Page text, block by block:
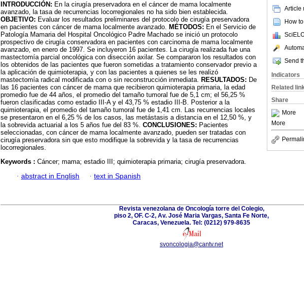
Article
How
Send
Indicators
Related
Share
More
More
INTRODUCCIÓN: En la cirugía preservadora en el cáncer de mama localmente
avanzado, la tasa de recurrencias locorregionales no ha sido bien establecida.
OBJETIVO: Evaluar los resultados preliminares del protocolo de cirugía preservadora
en pacientes con cáncer de mama localmente avanzado. MÉTODOS: En el Servicio de
Patología Mamaria del Hospital Oncológico Padre Machado se inició un protocolo
prospectivo de cirugía conservadora en pacientes con carcinoma de mama localmente
avanzado, en enero de 1997. Se incluyeron 16 pacientes. La cirugía realizada fue una
mastectomía parcial oncológica con disección axilar. Se compararon los resultados con
los obtenidos de las pacientes que fueron sometidas a tratamiento conservador previo a
la aplicación de quimioterapia, y con las pacientes a quienes se les realizó
mastectomía radical modificada con o sin reconstrucción inmediata. RESULTADOS: De
las 16 pacientes con cáncer de mama que recibieron quimioterapia primaria, la edad
promedio fue de 44 años, el promedio del tamaño tumoral fue de 5,1 cm; el 56,25 %
fueron clasificadas como estadio III-A y el 43,75 % estadio III-B. Posterior a la
quimioterapia, el promedio del tamaño tumoral fue de 1,41 cm. Las recurrencias locales
se presentaron en el 6,25 % de los casos, las metástasis a distancia en el 12,50 %, y
la sobrevida actuarial a los 5 años fue del 83 %. CONCLUSIONES: Pacientes
seleccionadas, con cáncer de mama localmente avanzado, pueden ser tratadas con
cirugía preservadora sin que esto modifique la sobrevida y la tasa de recurrencias
locorregionales.
Keywords : Cáncer; mama; estadio III; quimioterapia primaria; cirugía preservadora.
· abstract in English · text in Spanish
Revista venezolana de Oncología torre del Colegio,
piso 2, OF. C-2, Av. José Maria Vargas, Santa Fe Norte,
Caracas, Venezuela. Tel: (0212) 979-8635
svoncologia@cantv.net